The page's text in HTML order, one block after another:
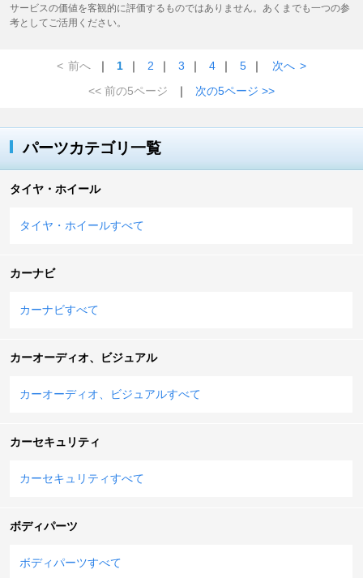
サービスの価値を客観的に評価するものではありません。あくまでも一つの参
考としてご活用ください。
< 前へ ｜ 1 ｜ 2 ｜ 3 ｜ 4 ｜ 5 ｜ 次へ >
<< 前の5ページ
｜ 次の5ページ >>
パーツカテゴリ一覧
タイヤ・ホイール
タイヤ・ホイールすべて
カーナビ
カーナビすべて
カーオーディオ、ビジュアル
カーオーディオ、ビジュアルすべて
カーセキュリティ
カーセキュリティすべて
ボディパーツ
ボディパーツすべて